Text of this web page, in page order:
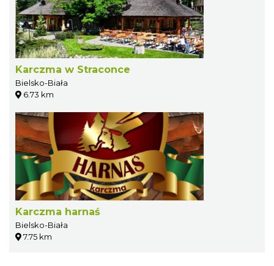
Karczma w Straconce
Bielsko-Biała
6.73 km
Karczma harnaś
Bielsko-Biała
7.75 km